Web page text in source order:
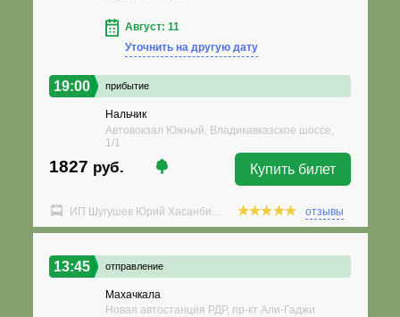
Август: 11
Уточнить на другую дату
19:00 прибытие
Нальчик
Автовокзал Южный, Владикавказское шоссе,
1/1
1827 руб. Купить билет
ИП Шугушев Юрий Хасанби... отзывы
13:45 отправление
Махачкала
Новая автостанция РДР, пр-кт Али-Гаджи